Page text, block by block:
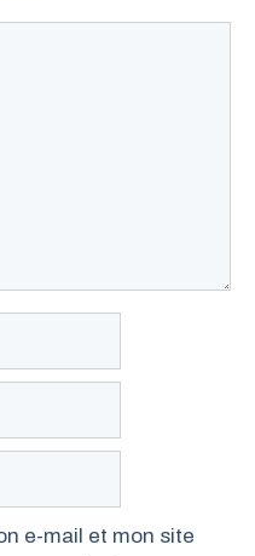
e-mail et mon site